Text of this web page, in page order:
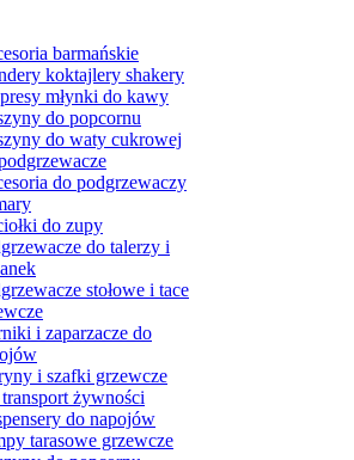
barmańskie
koktajlery shakery
młynki do kawy
do popcornu
do waty cukrowej
do podgrzewaczy
do zupy
do talerzy i
stołowe i tace
i zaparzacze do
i szafki grzewcze
żywności
do napojów
tarasowe grzewcze